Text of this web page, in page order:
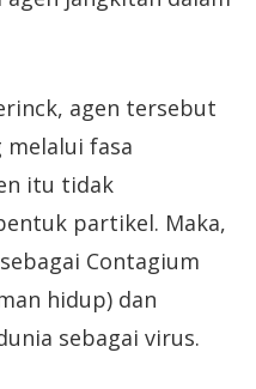
agen tersebut
melalui fasa
itu tidak
partikel. Maka,
Contagium
hidup) dan
sebagai virus.